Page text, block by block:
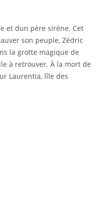
et dun père sirène. Cet
son peuple, Zédric
la grotte magique de
à retrouver. À la mort de
Laurentia, lîle des